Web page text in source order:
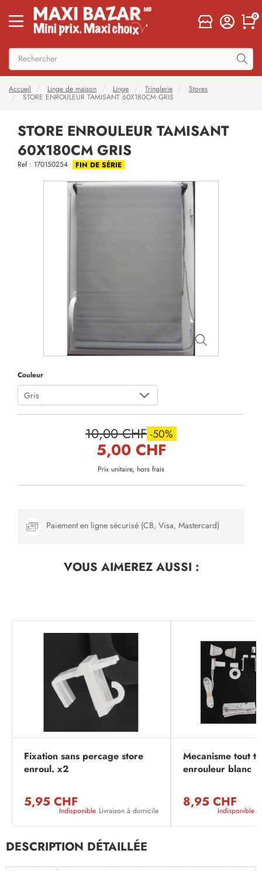
0
Accueil Linge de maison Linge Tringlerie
Stores
STORE ENROULEUR TAMISANT 60X180CM GRIS
STORE ENROULEUR TAMISANT
60X180CM GRIS
Ref : 170150254 FIN DE SÉRIE
Couleur
Gris
10,00 CHF -50%
5,00 CHF
Prix unitaire, hors frais
Paiement en ligne sécurisé (CB, Visa, Mastercard)
VOUS AIMEREZAUSSI :
Fixation sans percage store
enroul. x2
5,95 CHF
Indisponible Livraison à domicile
Mecanisme tout
enrouleur blanc
8,95 CHF
Indisponible
DESCRIPTION DÉTAILLÉE